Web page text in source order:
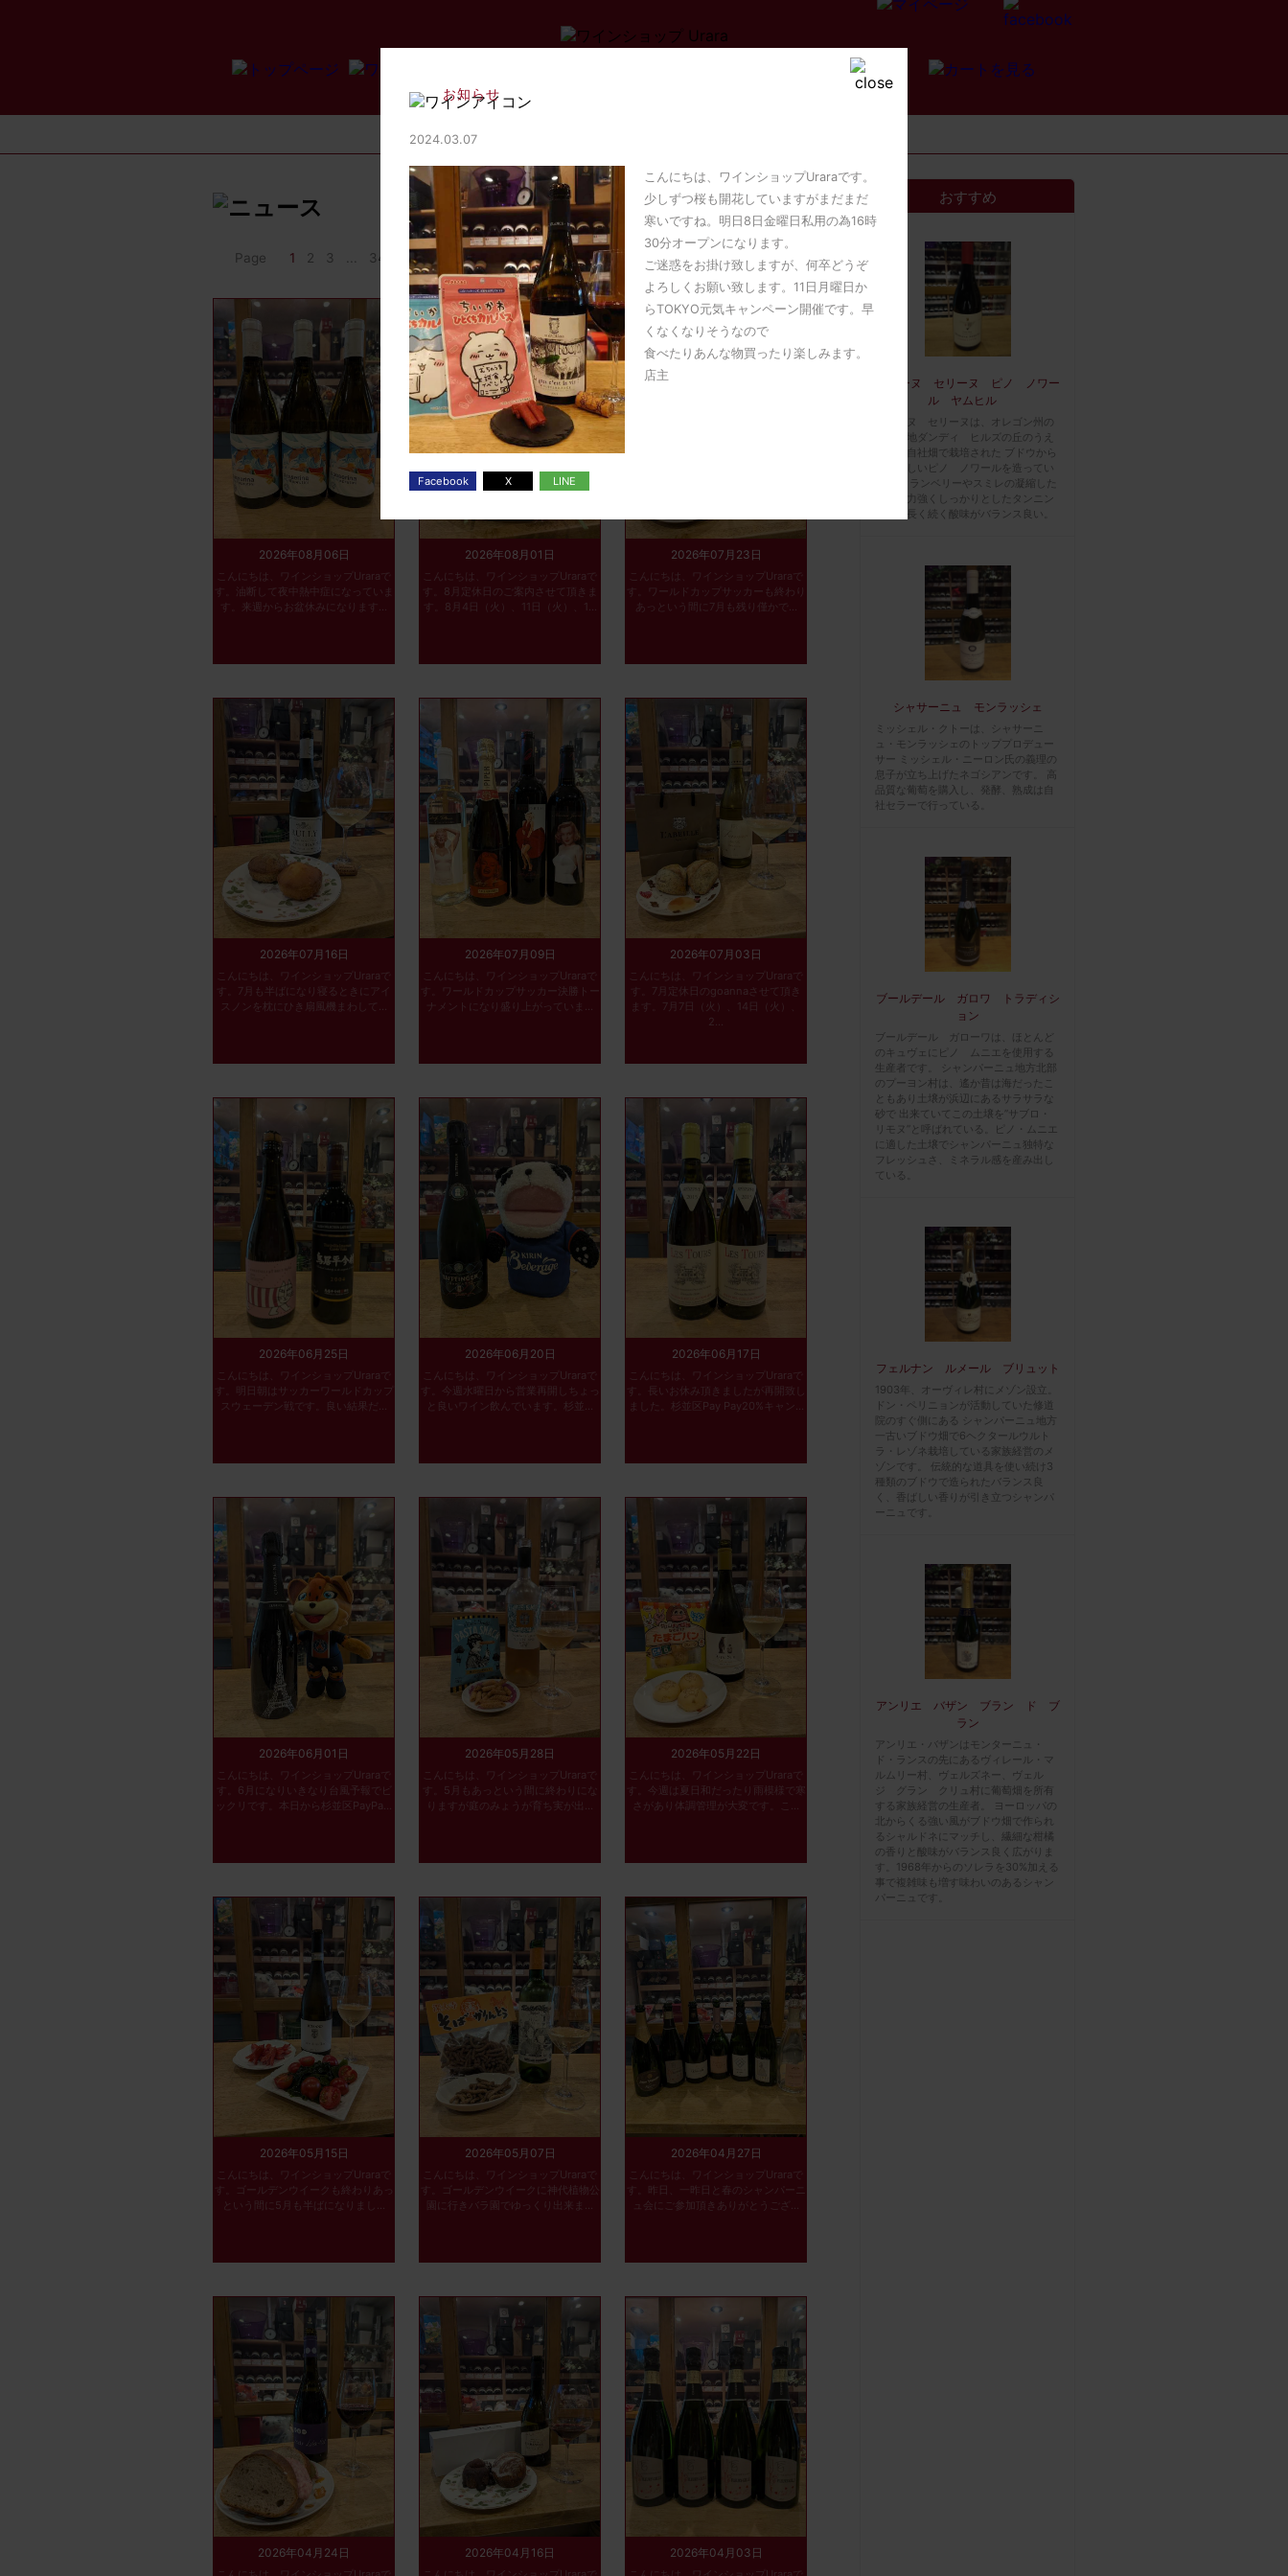
Page 1 2 3 34 >>
2026年08月06日
こんにちは、ワインショップUraraで
す。油断して夜中熱中症になっていま
す。来週からお盆休みになります...
2026年08月01日
こんにちは、ワインショップUraraで
す。8月定休日のご案内させて頂きま
す。8月4日（火）、11日（火）、1...
2026年07月23日
こんにちは、ワインショップUraraで
す。ワールドカップサッカーも終わり
あっという間に7月も残り僅かで...
2026年07月16日
こんにちは、ワインショップUraraで
す。7月も半ばになり寝るときにアイ
スノンを枕にひき扇風機まわして...
2026年07月09日
こんにちは、ワインショップUraraで
す。ワールドカップサッカー決勝トー
ナメントになり盛り上がっていま...
2026年07月03日
こんにちは、ワインショップUraraで
す。7月定休日のgoannaさせて頂き
ます。7月7日（火）、14日（火）、
2...
2026年06月25日
こんにちは、ワインショップUraraで
す。明日朝はサッカーワールドカップ
スウェーデン戦です。良い結果だ...
2026年06月20日
こんにちは、ワインショップUraraで
す。今週水曜日から営業再開しちょっ
と良いワイン飲んでいます。杉並...
2026年06月17日
こんにちは、ワインショップUraraで
す。長いお休み頂きましたが再開致し
ました。杉並区Pay Pay20%キャン...
2026年06月01日
こんにちは、ワインショップUraraで
す。6月になりいきなり台風予報でビ
ックリです。本日から杉並区PayPa...
2026年05月28日
こんにちは、ワインショップUraraで
す。5月もあっという間に終わりにな
りますが庭のみょうが育ち実が出...
2026年05月22日
こんにちは、ワインショップUraraで
す。今週は夏日和だったり雨模様で寒
さがあり体調管理が大変です。こ...
2026年05月15日
こんにちは、ワインショップUraraで
す。ゴールデンウイークも終わりあっ
という間に5月も半ばになりまし...
2026年05月07日
こんにちは、ワインショップUraraで
す。ゴールデンウイークに神代植物公
園に行きバラ園でゆっくり出来ま...
2026年04月27日
こんにちは、ワインショップUraraで
す。昨日、一昨日と春のシャンパーニ
ュ会にご参加頂きありがとうござ...
2026年04月24日 2026年04月16日 2026年04月03日
おすすめ
ドメーヌ セリーヌ ピノ ノワー
ル ヤムヒル
ドメーヌ セリーヌは、オレゴン州の
有名産地ダンディ ヒルズの丘のうえ
にある自社畑で栽培された ブドウから
素晴らしいピノ ノワールを造ってい
る。 クランベリーやスミレの凝縮した
香り、力強くしっかりとしたタンニン
と余韻長く続く酸味がバランス良い。
シャサーニュ モンラッシェ
ミッシェル・クトーは、シャサーニ
ュ・モンラッシェのトッププロデュー
サー ミッシェル・ニーロン氏の義理の
息子が立ち上げたネゴシアンです。 高
品質な葡萄を購入し、発酵、熟成は自
社セラーで行っている。
ブールデール ガロワ トラディシ
ョン
ブールデール ガローワは、ほとんど
のキュヴェにピノ ムニエを使用する
生産者です。 シャンパーニュ地方北部
のプーヨン村は、遙か昔は海だったこ
ともあり土壌が浜辺にあるサラサラな
砂で 出来ていてこの土壌を”サブロ・
リモヌ”と呼ばれている。ピノ・ムニエ
に適した土壌でシャンパーニュ独特な
フレッシュさ、ミネラル感を産み出し
ている。
フェルナン ルメール ブリュット
1903年、オーヴィレ村にメゾン設立。
ドン・ペリニョンが活動していた修道
院のすぐ側にある シャンパーニュ地方
一古いブドウ畑で6ヘクタールウルト
ラ・レゾネ栽培している家族経営のメ
ゾンです。 伝統的な道具を使い続け3
種類のブドウで造られたバランス良
く、香ばしい香りが引き立つシャンパ
ーニュです。
アンリエ バザン ブラン ド ブ
ラン
アンリエ・バザンはモンターニュ・
ド・ランスの先にあるヴィレール・マ
ルムリー村、ヴェルズネー、ヴェル
ジ グラン クリュ村に葡萄畑を所有
する家族経営の生産者。 ヨーロッパの
北からくる強い風がブドウ畑で作られ
るシャルドネにマッチし、繊細な柑橘
の香りと酸味がバランス良く広がりま
す。1968年からのソレラを30%加える
事で複雑味も増す味わいのあるシャン
パーニュです。
お知らせ
2024.03.07
こんにちは、ワインショップUraraです。
少しずつ桜も開花していますがまだまだ
寒いですね。明日8日金曜日私用の為16時
30分オープンになります。
ご迷惑をお掛け致しますが、何卒どうぞ
よろしくお願い致します。11日月曜日か
らTOKYO元気キャンペーン開催です。早
くなくなりそうなので
食べたりあんな物買ったり楽しみます。
店主